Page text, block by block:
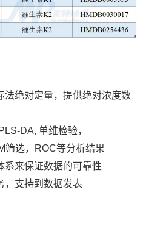
法绝对定量，提供绝对浓度数
DA, 单维检验，
筛选，ROC等分析结果
系来保证数据的可靠性
，支持到数据发表